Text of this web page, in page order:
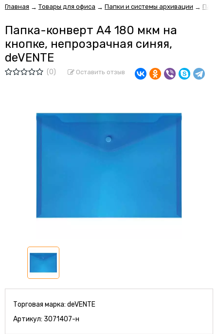
Главная → Товары для офиса → Папки и системы архивации →
Папка-конверт A4 180 мкм на
кнопке, непрозрачная синяя,
deVENTE
(0) Оставить отзыв
Торговая марка: deVENTE
Артикул: 3071407-н